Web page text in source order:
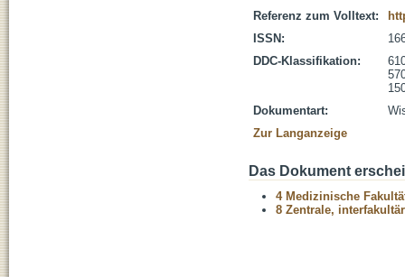
Referenz zum Volltext:
ISSN:
DDC-Klassifikation:
Dokumentart:
Zur Langanzeige
Das Dokument
4 Medizinische
8 Zentrale,